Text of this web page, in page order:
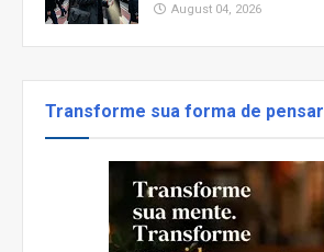
August 04, 2026
Transforme sua forma de pensar